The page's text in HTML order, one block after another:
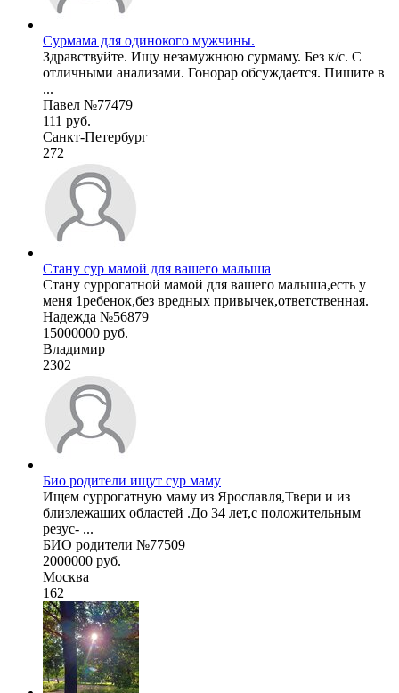
Сурмама для одинокого мужчины.
Здравствуйте. Ищу незамужнюю сурмаму. Без к/с. С
отличными анализами. Гонорар обсуждается. Пишите в
...
Павел №77479
111 руб.
Санкт-Петербург
272
Стану сур мамой для вашего малыша
Стану суррогатной мамой для вашего малыша,есть у
меня 1ребенок,без вредных привычек,ответственная.
Надежда №56879
15000000 руб.
Владимир
2302
Био родители ищут сур маму
Ищем суррогатную маму из Ярославля,Твери и из
близлежащих областей .До 34 лет,с положительным
резус- ...
БИО родители №77509
2000000 руб.
Москва
162